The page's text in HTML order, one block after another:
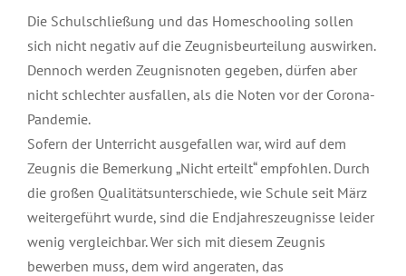
Die Schulschließung und das Homeschooling sollen
sich nicht negativ auf die Zeugnisbeurteilung auswirken.
Dennoch werden Zeugnisnoten gegeben, dürfen aber
nicht schlechter ausfallen, als die Noten vor der Corona-
Pandemie.
Sofern der Unterricht ausgefallen war, wird auf dem
Zeugnis die Bemerkung „Nicht erteilt“ empfohlen. Durch
die großen Qualitätsunterschiede, wie Schule seit März
weitergeführt wurde, sind die Endjahreszeugnisse leider
wenig vergleichbar. Wer sich mit diesem Zeugnis
bewerben muss, dem wird angeraten, das